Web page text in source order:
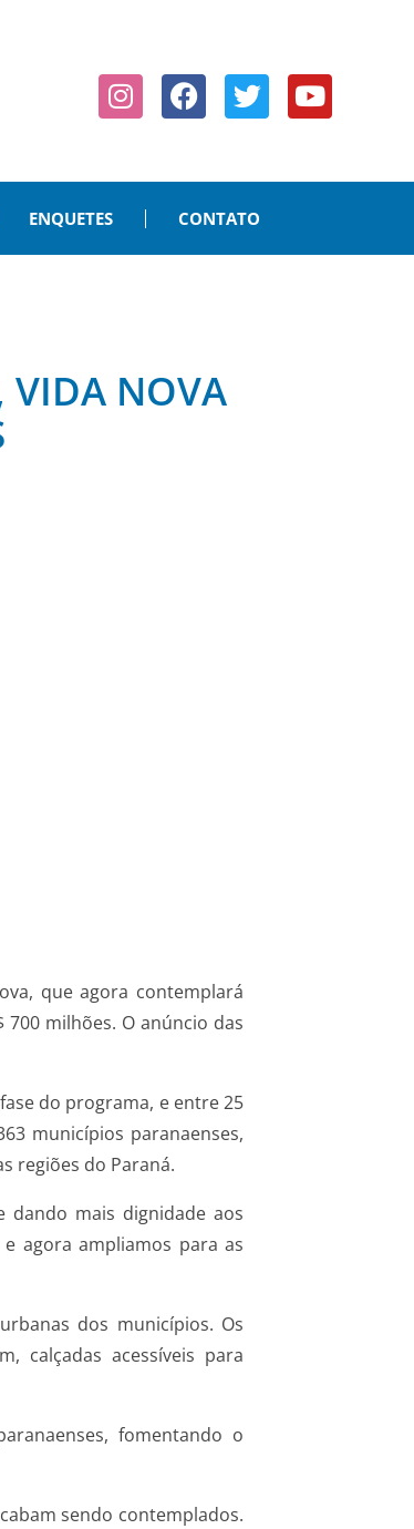
ENQUETES CONTATO
VIDA NOVA
que agora contemplará
milhões. O anúncio das
do programa, e entre 25
municípios paranaenses,
regiões do Paraná.
mais dignidade aos
agora ampliamos para as
dos municípios. Os
calçadas acessíveis para
fomentando o
sendo contemplados.